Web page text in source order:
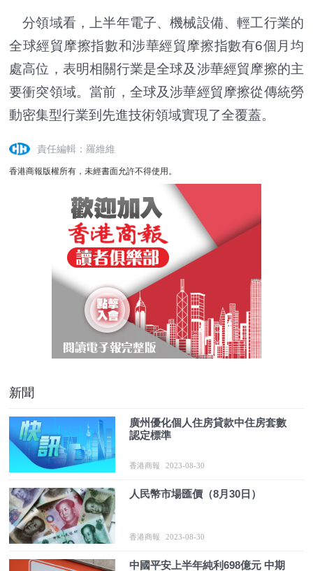
分領域看，上半年電子、機械設備、輕工行業的
全球經貿摩擦指數和涉華經貿摩擦指數有6個月均
處高位，表明相關行業是全球及涉華經貿摩擦的主
要衝突領域。當前，全球及涉華經貿摩擦從傳統勞
動密集型行業到先進技術領域實現了全覆蓋。
責任編輯：羅維維
香港商報版權所有，未經書面允許不得使用。
新聞
廣州優化個人住房貸款中住房套數
認定標準
香港商報 2023-08-30
人民幣市場匯價（8月30日）
香港商報 2023-08-30
中國平安上半年純利698億元 中期